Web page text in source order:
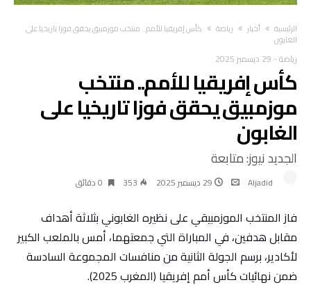
‫الرئيسية‬ أخبار رياضة
كأس إفريقيا للأمم.. منتخب موزمبيق يحقق فوزا تاريخيا على
الغابون
رياضة- 29 ديسمبر 2025
كأس إفريقيا للأمم.. منتخب
موزمبيق يحقق فوزا تاريخيا على
الغابون
الجديد نيوز: متابعة
Aljadid 29 ديسمبر 2025 353 0 ‫دقائق‬
فاز المنتخب الموزمبيقي على نظيره الغابوني بثلاثة أهداف
مقابل هدفين، في المباراة التي جمعتهما، أمس بالملعب الكبير
لأكادير، برسم الجولة الثانية من منافسات المجموعة السادسة
ضمن نهائيات كأس أمم إفريقيا (المغرب 2025).